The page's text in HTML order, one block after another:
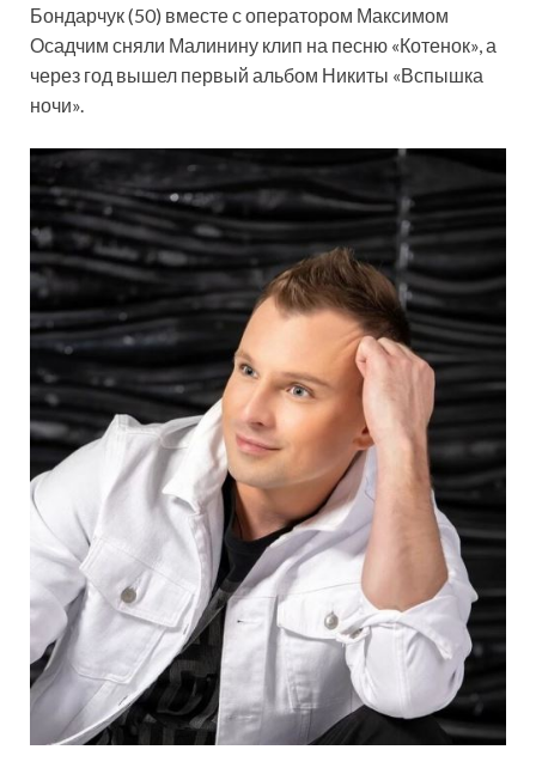
Бондарчук (50) вместе с оператором Максимом
Осадчим сняли Малинину клип на песню «Котенок», а
через год вышел первый альбом Никиты «Вспышка
ночи».